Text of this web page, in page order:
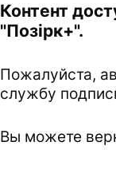
Контент
"Позірк+".
Пожалуйста,
службу
Вы можете